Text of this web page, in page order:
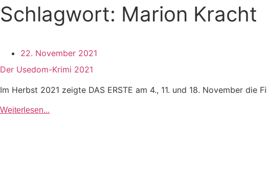
Schlagwort: Marion Kracht
22. November 2021
Der Usedom-Krimi 2021
Im Herbst 2021 zeigte DAS ERSTE am 4., 11. und 18. November die
Weiterlesen...